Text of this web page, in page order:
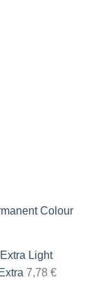
Colour
Light
7,78 €